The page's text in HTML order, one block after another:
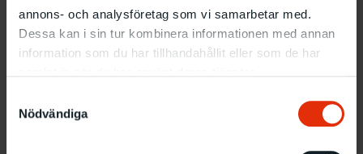
annons- och analysföretag som vi samarbetar med.
Dessa kan i sin tur kombinera informationen med annan
information som du har tillhandahållit eller som de har
Nödvändiga
Den bästa utställningen i
Konsthallens historia, utan
Birgitta Rubin, DN